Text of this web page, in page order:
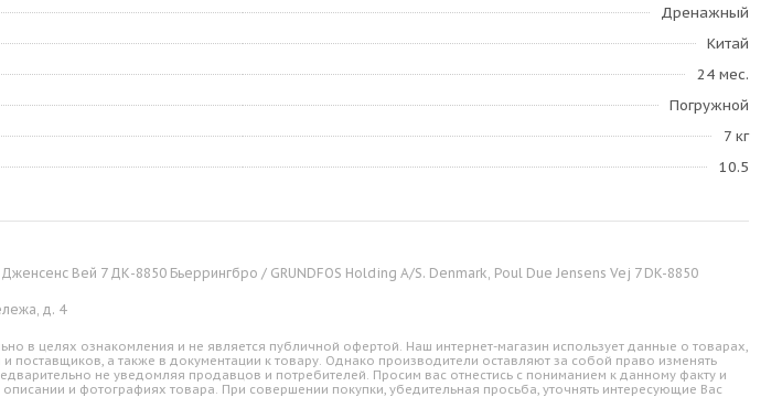
Дренажный
Китай
24 мес.
Погружной
7 кг
10.5
Вей 7 ДК-8850 Бьеррингбро / GRUNDFOS Holding A/S. Denmark, Poul Due Jensens Vej 7 DK-8850
д. 4
в целях ознакомления и не является публичной офертой. Наш интернет-магазин использует данные о товарах,
поставщиков, а также в документации к товару. Однако производители оставляют за собой право изменять
не уведомляя продавцов и потребителей. Просим вас отнестись с пониманием к данному факту и
и фотографиях товара. При совершении покупки, убедительная просьба, уточнять интересующие Вас